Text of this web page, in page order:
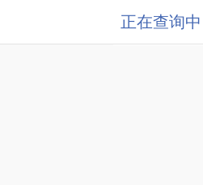
正在查询中